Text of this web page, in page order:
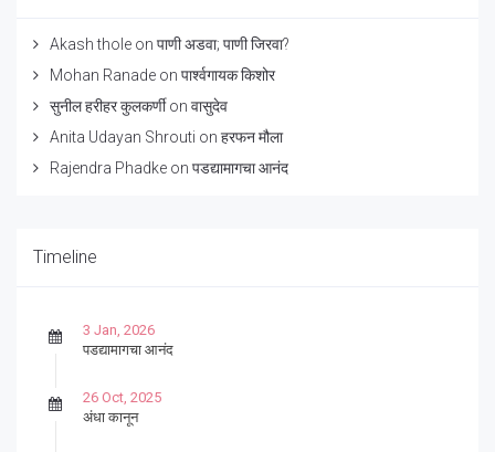
Akash thole on पाणी अडवा; पाणी जिरवा?
Mohan Ranade on पार्श्वगायक किशोर
सुनील हरीहर कुलकर्णीon वासुदेव
Anita Udayan Shrouti on हरफन मौला
Rajendra Phadke on पडद्यामागचा आनंद
Timeline
3 Jan, 2026
पडद्यामागचा आनंद
26 Oct, 2025
अंधा कानून